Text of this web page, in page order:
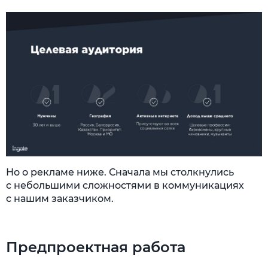
Но о рекламе ниже. Сначала мы столкнулись
с небольшими сложностями в коммуникациях
с нашим заказчиком.
Предпроектная работа